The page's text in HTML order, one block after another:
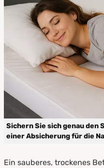
2. Spannbettlaken
Unterschiede im
Waschbare
Pflegeleicht &
Die richtige
Jetzt sorglos
Sichern Sie sich genau den
einer Absicherung für die
Ein sauberes, trockenes